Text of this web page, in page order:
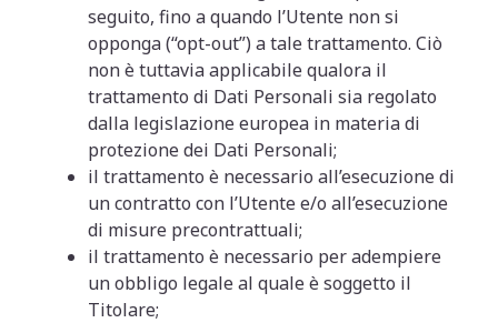
seguito, fino a quando l’Utente non si
opponga (“opt-out”) a tale trattamento. Ciò
non è tuttavia applicabile qualora il
trattamento di Dati Personali sia regolato
dalla legislazione europea in materia di
protezione dei Dati Personali;
il trattamento è necessario all’esecuzione di
un contratto con l’Utente e/o all’esecuzione
di misure precontrattuali;
il trattamento è necessario per adempiere
un obbligo legale al quale è soggetto il
Titolare;